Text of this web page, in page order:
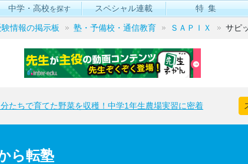
中学・高校を探す スペシャル連載 特集
験情報の掲示板 塾・予備校・通信教育 ＳＡＰＩＸ サピ
分たちで育てた野菜を収穫！中学1年生農場実習に密着
ら転塾